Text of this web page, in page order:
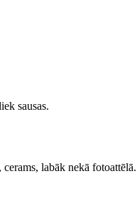
sausas.
labāk nekā fotoattēlā.